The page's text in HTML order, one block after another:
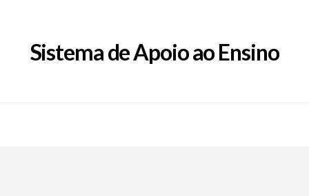
Sistema de Apoio ao Ensino